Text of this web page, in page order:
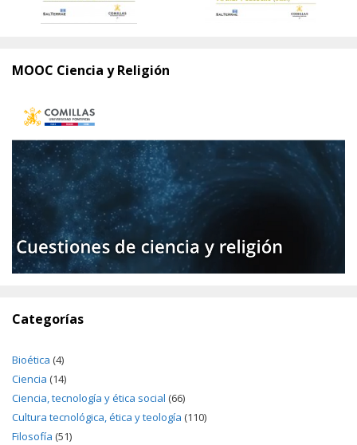
MOOC Ciencia y Religión
Categorías
Bioética (4)
Ciencia (14)
Ciencia, tecnología y ética social (66)
Cultura tecnológica, ética y teología (110)
Filosofía (51)